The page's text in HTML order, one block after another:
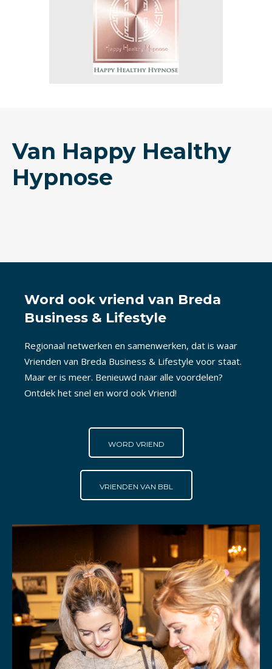
Van Happy Healthy
Hypnose
Word ook vriend van Breda
Business & Lifestyle
Regionaal netwerken en samenwerken, dat is waar
Vrienden van Breda Business & Lifestyle voor staat.
Maar er is meer. Benieuwd naar alle voordelen?
Ontdek het snel en word ook Vriend!
WORD VRIEND
VRIENDEN VAN BBL